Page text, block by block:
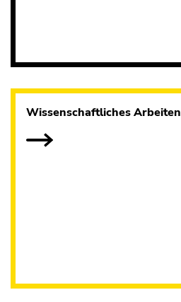
Wissenschaftliches Arbeiten